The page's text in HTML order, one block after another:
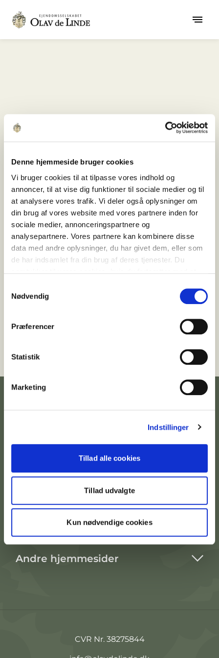
Denne hjemmeside bruger cookies
Vi bruger cookies til at tilpasse vores indhold og
annoncer, til at vise dig funktioner til sociale medier og til
at analysere vores trafik. Vi deler også oplysninger om
din brug af vores website med vores partnere inden for
sociale medier, annonceringspartnere og
analysepartnere. Vores partnere kan kombinere disse
data med andre oplysninger, du har givet dem, eller som
de har indsamlet fra din brug af deres tjenester. Du
Nødvendig
Præferencer
Statistik
Marketing
Indstillinger
Tillad alle cookies
Tillad udvalgte
Kun nødvendige cookies
404
Der er sket en fejl
Error
Gå til forside
Kontakt afdeling
Andre hjemmesider
CVR Nr. 38275844